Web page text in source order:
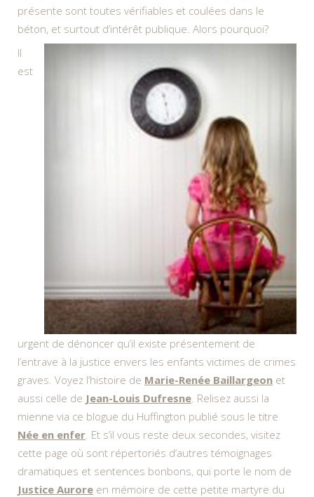
présente sont toutes vérifiables et coulées dans le
béton, et surtout d’intérêt publique. Alors pourquoi?
Il
est
urgent de dénoncer qu’il existe présentement de
l’entrave à la justice envers les enfants victimes de crimes
graves. Voyez l’histoire de Marie-Renée Baillargeon et
aussi celle de Jean-Louis Dufresne. Relisez aussi la
mienne via ce blogue du Huffington publié sous le titre
Née en enfer. Et s’il vous reste deux secondes, visitez
cette page où sont répertoriés d’autres témoignages
dramatiques et sentences bonbons, qui porte le nom de
Justice Aurore en mémoire de cette petite martyre du